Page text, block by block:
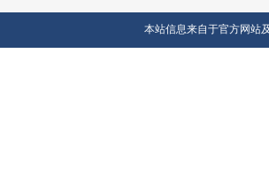
本站信息来自于官方网站